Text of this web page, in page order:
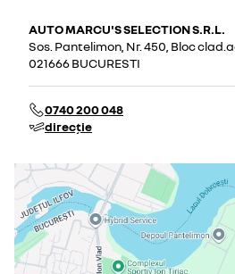
AUTO MARCU'S SELECTION S.R.L.
Sos. Pantelimon, Nr. 450, Bloc
021666 BUCURESTI
0740 200 048
direcție